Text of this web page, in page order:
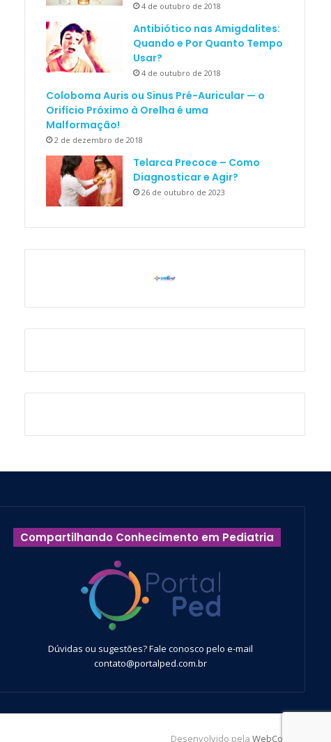
4 de outubro de 2018
Antibiótico nas Amigdalites:
Quando e Por Quanto Tempo
Usar?
4 de outubro de 2018
Coloboma Auris ou Sinus Pré-Auricular — o
Orifício Próximo à Orelha é uma
Malformação!
2 de dezembro de 2018
Telarca Precoce – Como
Diagnosticar e Agir?
26 de outubro de 2023
Compartilhando Conhecimento em Pediatria
Dúvidas ou sugestões? Fale conosco pelo e-mail
contato@portalped.com.br
Desenvolvido pela WebContent